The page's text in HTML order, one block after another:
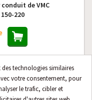
technologies similaires
votre consentement, pour
le trafic, cibler et
de VMC
220
de VMC
280